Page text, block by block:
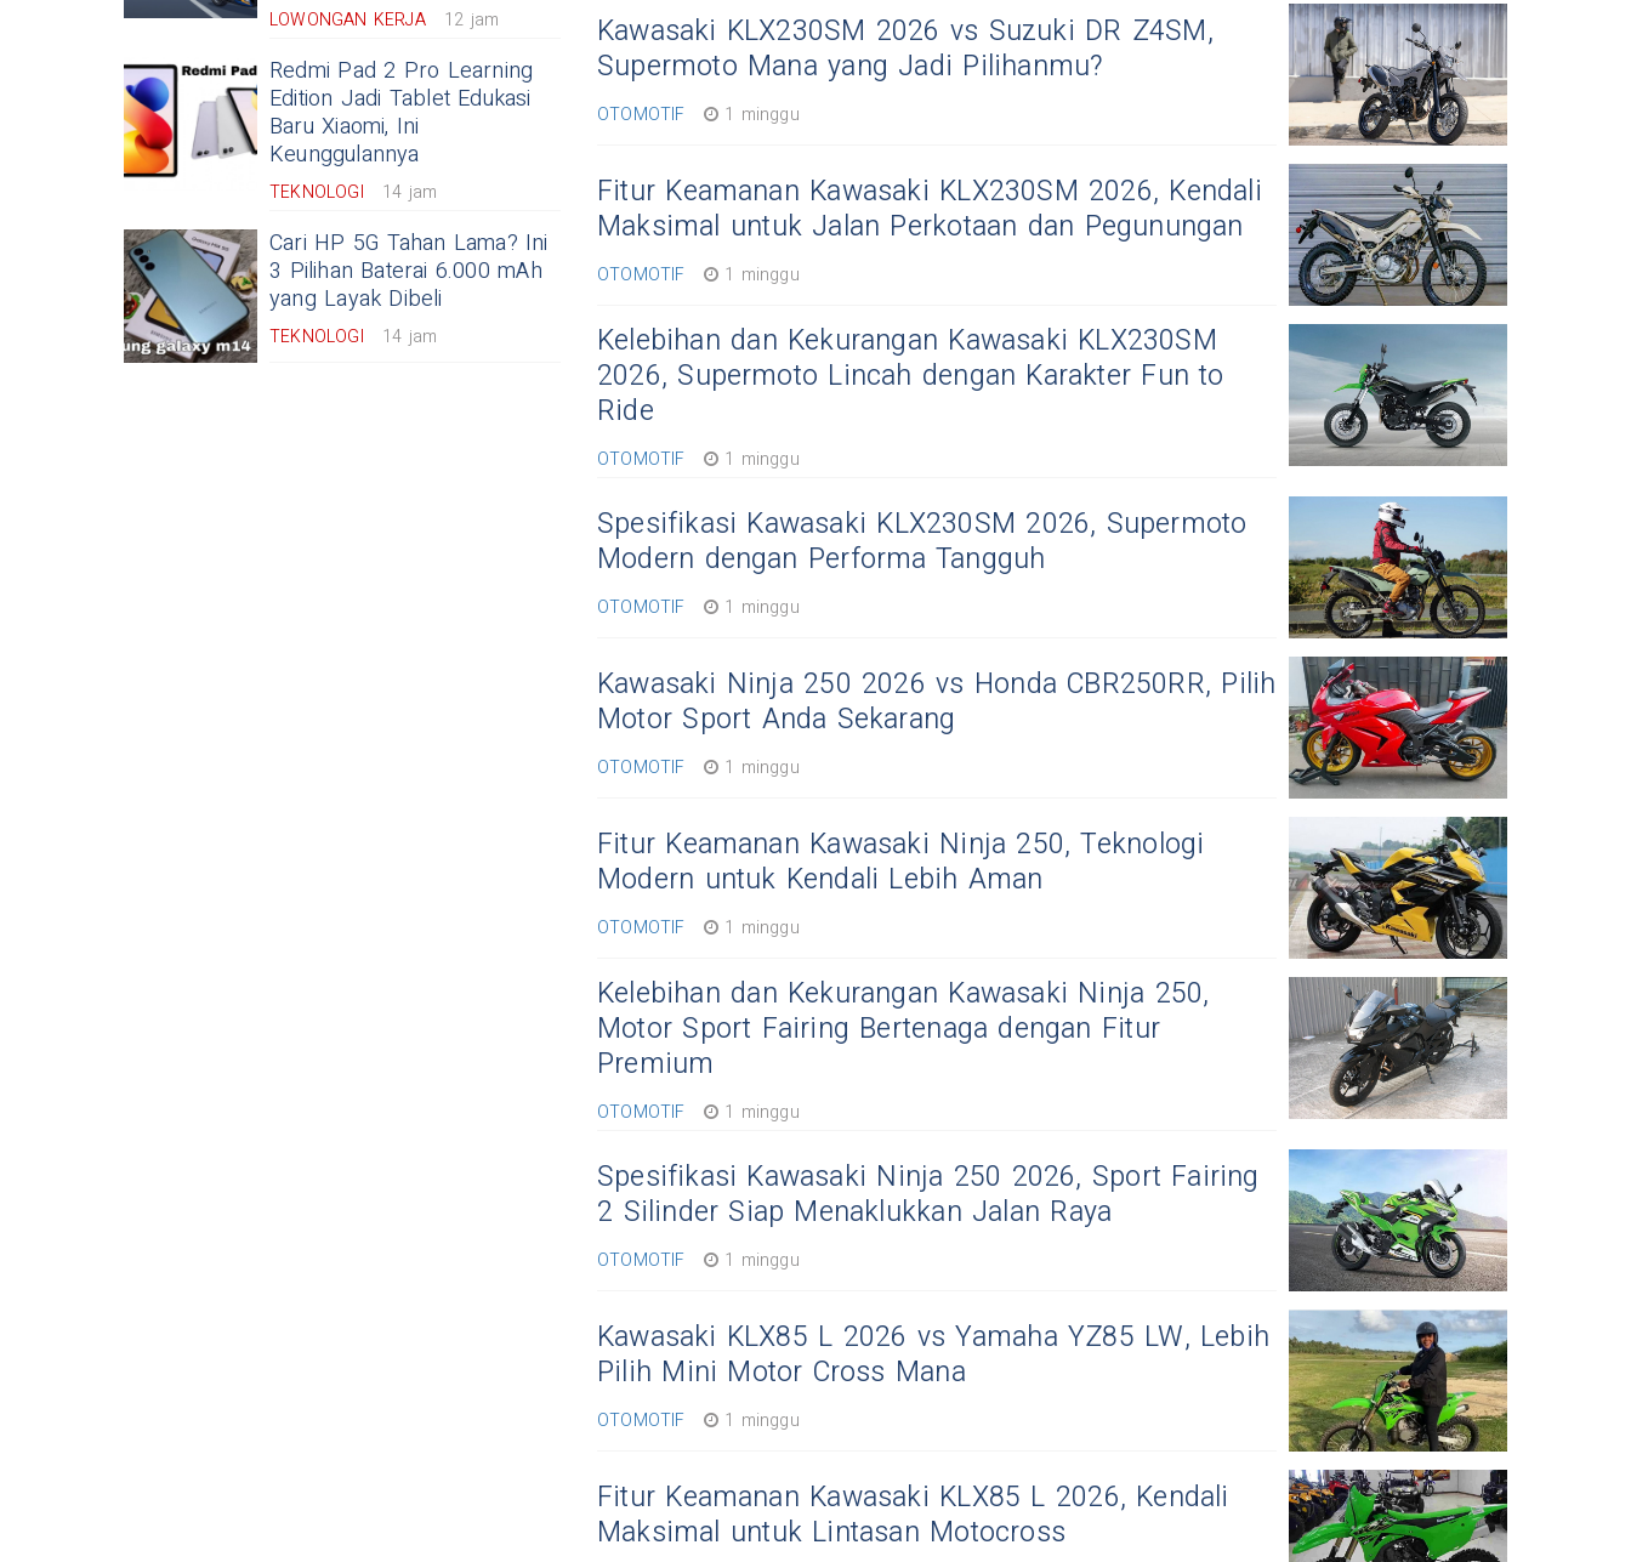
LOWONGAN KERJA 12 jam
Redmi Pad 2 Pro Learning
Edition Jadi Tablet Edukasi
Baru Xiaomi, Ini
Keunggulannya
TEKNOLOGI 14 jam
Cari HP 5G Tahan Lama? Ini
3 Pilihan Baterai 6.000 mAh
yang Layak Dibeli
TEKNOLOGI 14 jam
Kawasaki KLX230SM 2026 vs Suzuki DR Z4SM,
Supermoto Mana yang Jadi Pilihanmu?
OTOMOTIF 1 minggu
Fitur Keamanan Kawasaki KLX230SM 2026, Kendali
Maksimal untuk Jalan Perkotaan dan Pegunungan
OTOMOTIF 1 minggu
Kelebihan dan Kekurangan Kawasaki KLX230SM
2026, Supermoto Lincah dengan Karakter Fun to
Ride
OTOMOTIF 1 minggu
Spesifikasi Kawasaki KLX230SM 2026, Supermoto
Modern dengan Performa Tangguh
OTOMOTIF 1 minggu
Kawasaki Ninja 250 2026 vs Honda CBR250RR, Pilih
Motor Sport Anda Sekarang
OTOMOTIF 1 minggu
Fitur Keamanan Kawasaki Ninja 250, Teknologi
Modern untuk Kendali Lebih Aman
OTOMOTIF 1 minggu
Kelebihan dan Kekurangan Kawasaki Ninja 250,
Motor Sport Fairing Bertenaga dengan Fitur
Premium
OTOMOTIF 1 minggu
Spesifikasi Kawasaki Ninja 250 2026, Sport Fairing
2 Silinder Siap Menaklukkan Jalan Raya
OTOMOTIF 1 minggu
Kawasaki KLX85 L 2026 vs Yamaha YZ85 LW, Lebih
Pilih Mini Motor Cross Mana
OTOMOTIF 1 minggu
Fitur Keamanan Kawasaki KLX85 L 2026, Kendali
Maksimal untuk Lintasan Motocross